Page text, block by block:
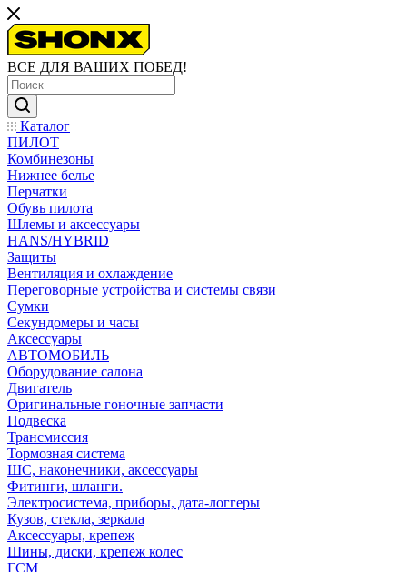
ВСЕ ДЛЯ ВАШИХ ПОБЕД!
Каталог
ПИЛОТ
Комбинезоны
Нижнее белье
Перчатки
Обувь пилота
Шлемы и аксессуары
HANS/HYBRID
Защиты
Вентиляция и охлаждение
Переговорные устройства и системы связи
Сумки
Секундомеры и часы
Аксессуары
АВТОМОБИЛЬ
Оборудование салона
Двигатель
Оригинальные гоночные запчасти
Подвеска
Трансмиссия
Тормозная система
ШС, наконечники, аксессуары
Фитинги, шланги.
Электросистема, приборы, дата-логгеры
Кузов, стекла, зеркала
Аксессуары, крепеж
Шины, диски, крепеж колес
ГСМ